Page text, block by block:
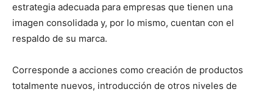
estrategia adecuada para empresas que tienen una
imagen consolidada y, por lo mismo, cuentan con el
respaldo de su marca.
Corresponde a acciones como creación de productos
totalmente nuevos, introducción de otros niveles de